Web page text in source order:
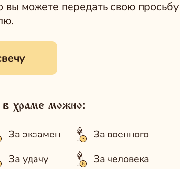
вы можете передать свою просьбу
храме можно:
За экзамен
За военного
За удачу За человека